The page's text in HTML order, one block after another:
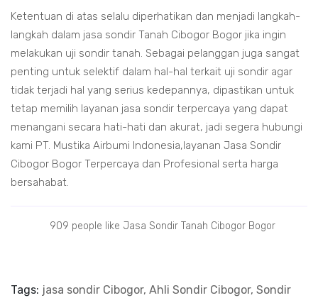
Ketentuan di atas selalu diperhatikan dan menjadi langkah-
langkah dalam jasa sondir Tanah Cibogor Bogor jika ingin
melakukan uji sondir tanah. Sebagai pelanggan juga sangat
penting untuk selektif dalam hal-hal terkait uji sondir agar
tidak terjadi hal yang serius kedepannya, dipastikan untuk
tetap memilih layanan jasa sondir terpercaya yang dapat
menangani secara hati-hati dan akurat, jadi segera hubungi
kami PT. Mustika Airbumi Indonesia,layanan Jasa Sondir
Cibogor Bogor Terpercaya dan Profesional serta harga
bersahabat.
909 people like Jasa Sondir Tanah Cibogor Bogor
Tags: jasa sondir Cibogor, Ahli Sondir Cibogor, Sondir